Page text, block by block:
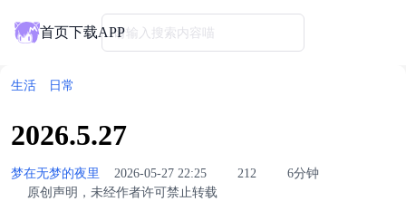
首页下载APP请输入搜索内容喵
生活 日常
2026.5.27
梦在无梦的夜里 2026-05-27 22:25 212
6分钟
原创声明，未经作者许可禁止转载